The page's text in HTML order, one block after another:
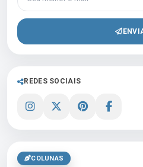
REDES SOCIAIS
COLUNAS